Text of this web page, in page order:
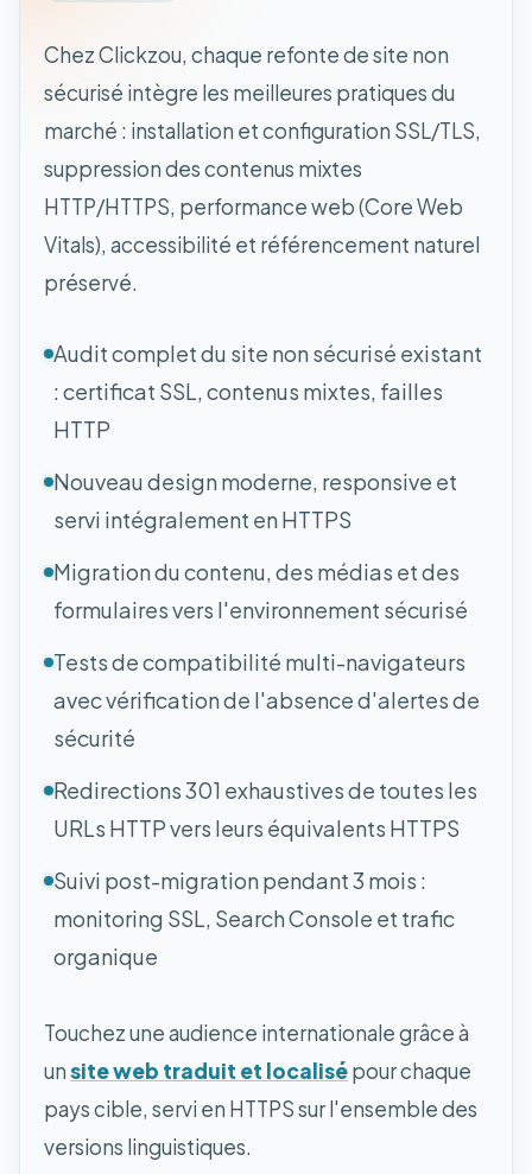
Chez Clickzou, chaque refonte de site non
sécurisé intègre les meilleures pratiques du
marché : installation et configuration SSL/TLS,
suppression des contenus mixtes
HTTP/HTTPS, performance web (Core Web
Vitals), accessibilité et référencement naturel
préservé.
Audit complet du site non sécurisé existant
: certificat SSL, contenus mixtes, failles
HTTP
Nouveau design moderne, responsive et
servi intégralement en HTTPS
Migration du contenu, des médias et des
formulaires vers l'environnement sécurisé
Tests de compatibilité multi-navigateurs
avec vérification de l'absence d'alertes de
sécurité
Redirections 301 exhaustives de toutes les
URLs HTTP vers leurs équivalents HTTPS
Suivi post-migration pendant 3 mois :
monitoring SSL, Search Console et trafic
organique
Touchez une audience internationale grâce à
unsite web traduit et localisépour chaque
pays cible, servi en HTTPS sur l'ensemble des
versions linguistiques.